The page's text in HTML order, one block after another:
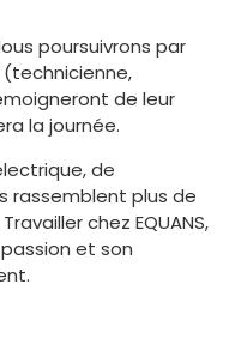
poursuivrons par
de leur
la journée.
de
rassemblent plus de
chez EQUANS,
et son